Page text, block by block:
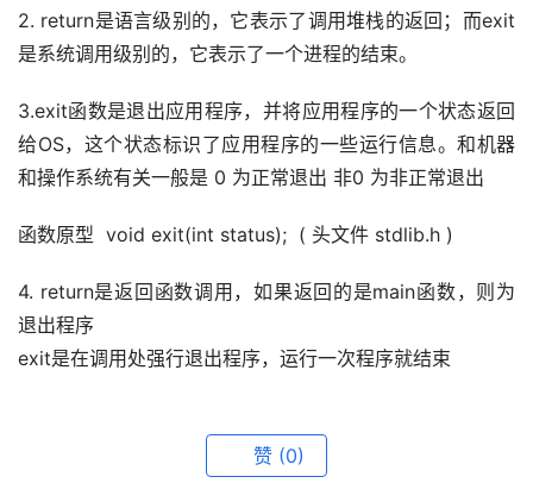
2. return是语言级别的，它表示了调用堆栈的返回；而exit
是系统调用级别的，它表示了一个进程的结束。
3.exit函数是退出应用程序，并将应用程序的一个状态返回
给OS，这个状态标识了应用程序的一些运行信息。和机器
和操作系统有关一般是 0 为正常退出 非0 为非正常退出
函数原型  void exit(int status);  ( 头文件 stdlib.h )
4. return是返回函数调用，如果返回的是main函数，则为
退出程序
exit是在调用处强行退出程序，运行一次程序就结束
赞 (0)